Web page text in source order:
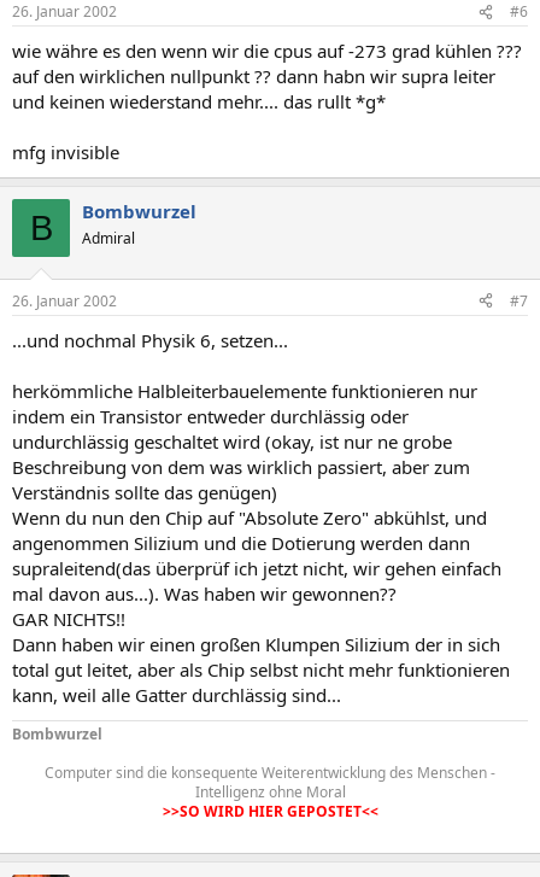
26. Januar 2002 #6
wie währe es den wenn wir die cpus auf -273 grad kühlen ???
auf den wirklichen nullpunkt ?? dann habn wir supra leiter
und keinen wiederstand mehr.... das rullt *g*
mfg invisible
B Bombwurzel
Admiral
26. Januar 2002 #7
...und nochmal Physik 6, setzen...
herkömmliche Halbleiterbauelemente funktionieren nur
indem ein Transistor entweder durchlässig oder
undurchlässig geschaltet wird (okay, ist nur ne grobe
Beschreibung von dem was wirklich passiert, aber zum
Verständnis sollte das genügen)
Wenn du nun den Chip auf "Absolute Zero" abkühlst, und
angenommen Silizium und die Dotierung werden dann
supraleitend(das überprüf ich jetzt nicht, wir gehen einfach
mal davon aus...). Was haben wir gewonnen??
GAR NICHTS!!
Dann haben wir einen großen Klumpen Silizium der in sich
total gut leitet, aber als Chip selbst nicht mehr funktionieren
kann, weil alle Gatter durchlässig sind...
Bombwurzel
Computer sind die konsequente Weiterentwicklung des Menschen -
Intelligenz ohne Moral
>>SO WIRD HIER GEPOSTET<<